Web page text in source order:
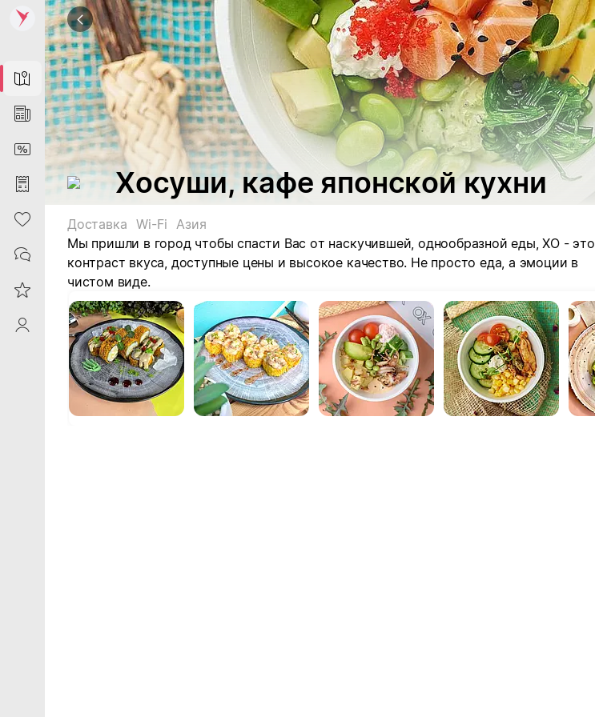
Map
News
DiscountCard
Purchases
Heart
Contacts
Reviews
ProfileSaby
Хосуши, кафе японской кухни
Доставка Wi-Fi
Азия
Мы пришли в город чтобы спасти Вас от наскучившей, однообразной еды, ХО - это
контраст вкуса, доступные цены и высокое качество. Не просто еда, а эмоции в
чистом виде.